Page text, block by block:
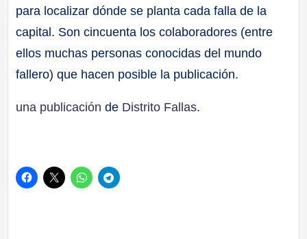
para localizar dónde se planta cada falla de la
capital. Son cincuenta los colaboradores (entre
ellos muchas personas conocidas del mundo
fallero) que hacen posible la publicación.
una publicación de Distrito Fallas.